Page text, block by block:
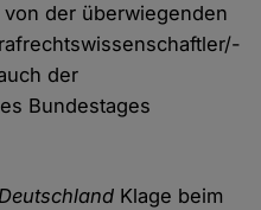
der überwiegenden
der
Bundestages
Klage beim